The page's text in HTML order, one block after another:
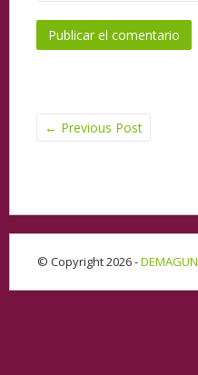
← Previous Post
© Copyright 2026 -DEMAGUN